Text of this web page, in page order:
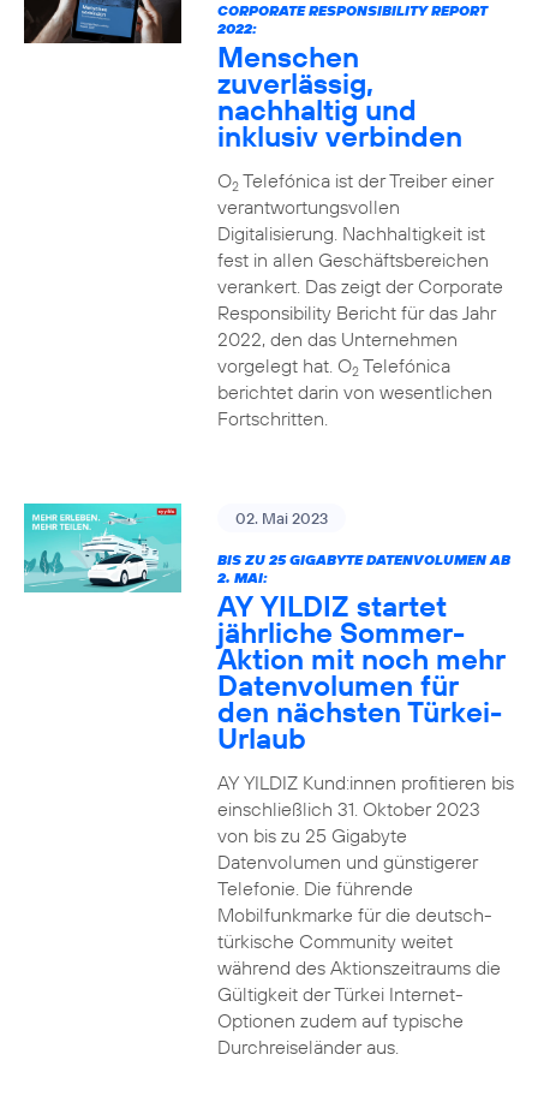
CORPORATE RESPONSIBILITY REPORT
2022:
Menschen
zuverlässig,
nachhaltig und
inklusiv verbinden
O2Telefónica ist der Treiber einer
verantwortungsvollen
Digitalisierung. Nachhaltigkeit ist
fest in allen Geschäftsbereichen
verankert. Das zeigt der Corporate
Responsibility Bericht für das Jahr
2022, den das Unternehmen
vorgelegt hat. O2Telefónica
berichtet darin von wesentlichen
Fortschritten.
02. Mai 2023
BIS ZU 25 GIGABYTE DATENVOLUMEN AB
2. MAI:
AY YILDIZ startet
jährliche Sommer-
Aktion mit noch mehr
Datenvolumen für
den nächsten Türkei-
Urlaub
AY YILDIZ Kund:innen profitieren bis
einschließlich 31. Oktober 2023
von bis zu 25 Gigabyte
Datenvolumen und günstigerer
Telefonie. Die führende
Mobilfunkmarke für die deutsch-
türkische Community weitet
während des Aktionszeitraums die
Gültigkeit der Türkei Internet-
Optionen zudem auf typische
Durchreiseländer aus.